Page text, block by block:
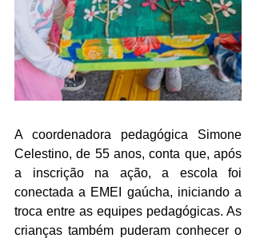
A coordenadora pedagógica Simone
Celestino, de 55 anos, conta que, após
a inscrição na ação, a escola foi
conectada a EMEI gaúcha, iniciando a
troca entre as equipes pedagógicas. As
crianças também puderam conhecer o